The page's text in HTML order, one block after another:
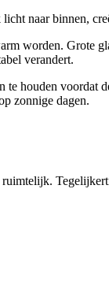
naar binnen,
worden.
verandert.
houden voordat
zonnige dagen.